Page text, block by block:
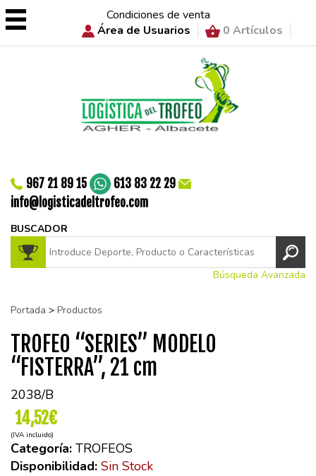
Condiciones de venta
Área de Usuarios
0 Artículos
967 21 89 15
613 83 22 29
info@logisticadeltrofeo.com
BUSCADOR
Búsqueda Avanzada
Portada > Productos
TROFEO “SERIES” MODELO
“FISTERRA”, 21 cm
2038/B
14,52€
(IVA incluido)
Categoría: TROFEOS
Disponibilidad: Sin Stock